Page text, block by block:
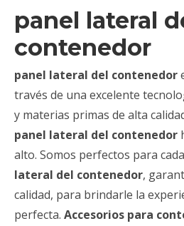
panel lateral
contenedor
panel lateral del contenedor
través de una excelente
y materias primas de alta
panel lateral del contenedor
alto. Somos perfectos para
lateral del contenedor,
calidad, para brindarle la
perfecta. Accesorios para